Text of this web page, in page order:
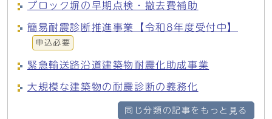
ブロック塀の早期点検・撤去費補助
簡易耐震診断推進事業【令和8年度受付中】
申込必要
緊急輸送路沿道建築物耐震化助成事業
大規模な建築物の耐震診断の義務化
同じ分類の記事をもっと見る